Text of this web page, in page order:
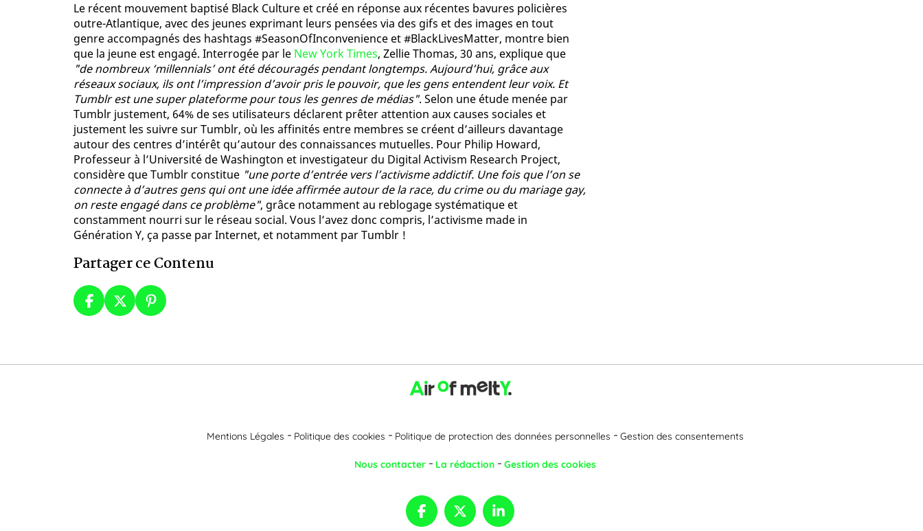
Le récent mouvement baptisé Black Culture et créé en réponse aux récentes bavures policières
outre-Atlantique, avec des jeunes exprimant leurs pensées via des gifs et des images en tout
genre accompagnés des hashtags #SeasonOfInconvenience et #BlackLivesMatter, montre bien
que la jeune est engagé. Interrogée par le New York Times, Zellie Thomas, 30 ans, explique que
"de nombreux ‘millennials’ ont été découragés pendant longtemps. Aujourd’hui, grâce aux
réseaux sociaux, ils ont l’impression d’avoir pris le pouvoir, que les gens entendent leur voix. Et
Tumblr est une super plateforme pour tous les genres de médias". Selon une étude menée par
Tumblr justement, 64% de ses utilisateurs déclarent prêter attention aux causes sociales et
justement les suivre sur Tumblr, où les affinités entre membres se créent d’ailleurs davantage
autour des centres d’intérêt qu’autour des connaissances mutuelles. Pour Philip Howard,
Professeur à l’Université de Washington et investigateur du Digital Activism Research Project,
considère que Tumblr constitue "une porte d’entrée vers l’activisme addictif. Une fois que l’on se
connecte à d’autres gens qui ont une idée affirmée autour de la race, du crime ou du mariage gay,
on reste engagé dans ce problème", grâce notamment au reblogage systématique et
constamment nourri sur le réseau social. Vous l’avez donc compris, l’activisme made in
Génération Y, ça passe par Internet, et notamment par Tumblr !
Partager ce Contenu
Mentions Légales Politique des cookies Politique de protection des données personnelles Gestion des consentements
Nous contacter La rédaction Gestion des cookies